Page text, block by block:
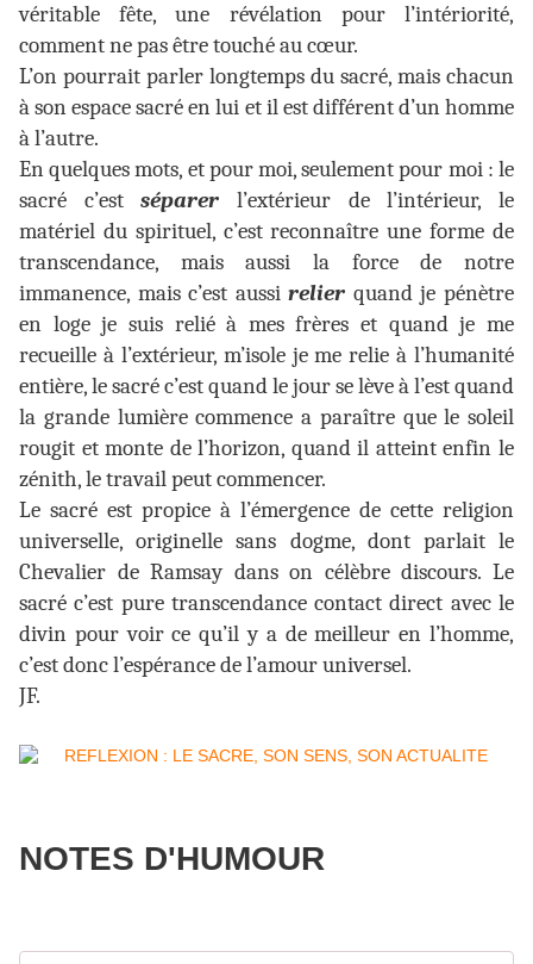
véritable fête, une révélation pour l’intériorité,
comment ne pas être touché au cœur.
L’on pourrait parler longtemps du sacré, mais chacun
à son espace sacré en lui et il est différent d’un homme
à l’autre.
En quelques mots, et pour moi, seulement pour moi : le
sacré c’estséparer l’extérieur de l’intérieur, le
matériel du spirituel, c’est reconnaître une forme de
transcendance, mais aussi la force de notre
immanence, mais c’est aussirelier quand je pénètre
en loge je suis relié à mes frères et quand je me
recueille à l’extérieur, m’isole je me relie à l’humanité
entière, le sacré c’est quand le jour se lève à l’est quand
la grande lumière commence a paraître que le soleil
rougit et monte de l’horizon, quand il atteint enfin le
zénith, le travail peut commencer.
Le sacré est propice à l’émergence de cette religion
universelle, originelle sans dogme, dont parlait le
Chevalier de Ramsay dans on célèbre discours. Le
sacré c’est pure transcendance contact direct avec le
divin pour voir ce qu’il y a de meilleur en l’homme,
c’est donc l’espérance de l’amour universel.
JF.
NOTES D'HUMOUR